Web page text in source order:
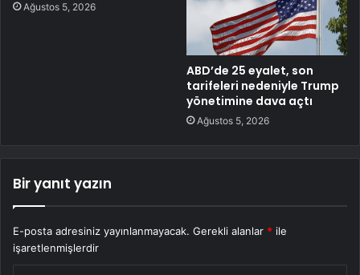
Ağustos 5, 2026
ABD’de 25 eyalet, son
tarifeleri nedeniyle Trump
yönetimine dava açtı
Ağustos 5, 2026
Bir yanıt yazın
E-posta adresiniz yayınlanmayacak. Gerekli alanlar * ile
işaretlenmişlerdir